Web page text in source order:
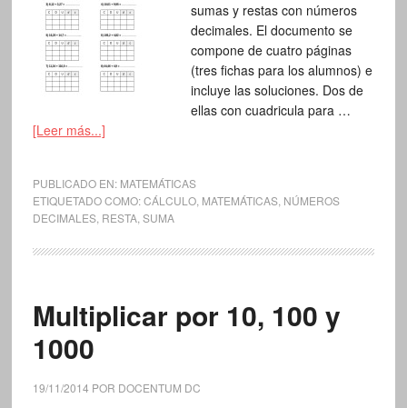
sumas y restas con números
decimales. El documento se
compone de cuatro páginas
(tres fichas para los alumnos) e
incluye las soluciones. Dos de
ellas con cuadricula para …
[Leer más...]
PUBLICADO EN: MATEMÁTICAS
ETIQUETADO COMO:CÁLCULO, MATEMÁTICAS, NÚMEROS
DECIMALES, RESTA, SUMA
Multiplicar por 10, 100 y
1000
19/11/2014 POR DOCENTUM DC